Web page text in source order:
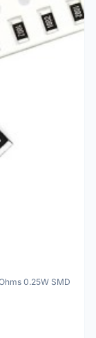
0.25W SMD